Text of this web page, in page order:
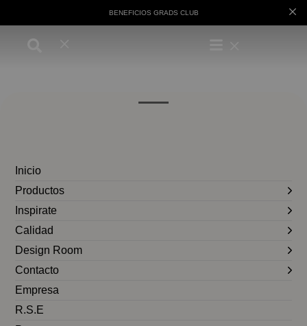
BENEFICIOS GRADS CLUB
Inicio
Productos
Inspirate
Calidad
Design Room
Contacto
Empresa
R.S.E